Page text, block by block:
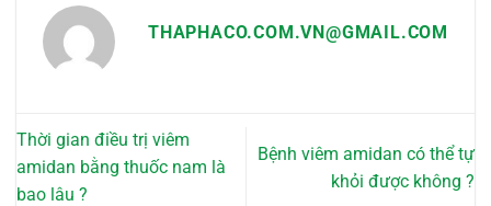
trang
THAPHACO.COM.VN@GMAIL.COM
Thời gian điều trị viêm
amidan bằng thuốc nam là
bao lâu ?
Bệnh viêm amidan có thể tự
khỏi được không ?